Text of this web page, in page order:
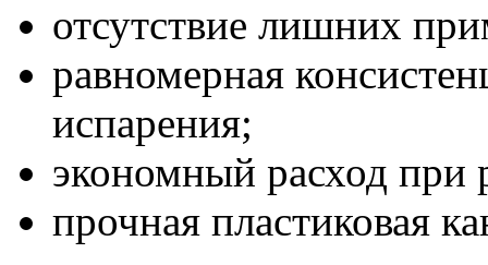
отсутствие лишних
равномерная
испарения;
экономный расход
прочная пластиковая